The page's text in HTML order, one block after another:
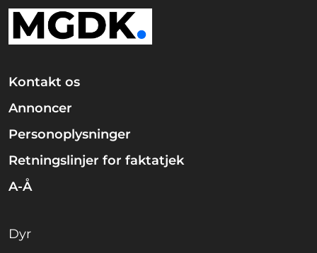
Kontakt os
Annoncer
Personoplysninger
Retningslinjer for faktatjek
A-Å
Dyr